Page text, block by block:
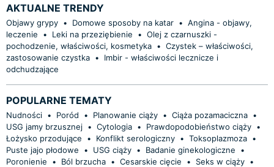
AKTUALNE TRENDY
Objawy grypy • Domowe sposoby na katar • Angina - objawy,
leczenie
• Leki na przeziębienie • Olej z czarnuszki -
pochodzenie, właściwości, kosmetyka • Czystek – właściwości,
zastosowanie czystka •
Imbir - właściwości lecznicze i
odchudzające
POPULARNE TEMATY
Nudności • Poród • Planowanie ciąży • Ciąża pozamaciczna •
USG jamy brzusznej • Cytologia • Prawdopodobieństwo ciąży •
Łożysko przodujące
• Konflikt serologiczny • Toksoplazmoza •
Puste jajo płodowe
• USG ciąży • Badanie ginekologiczne
•
Poronienie
• Ból brzucha • Cesarskie cięcie • Seks w ciąży •